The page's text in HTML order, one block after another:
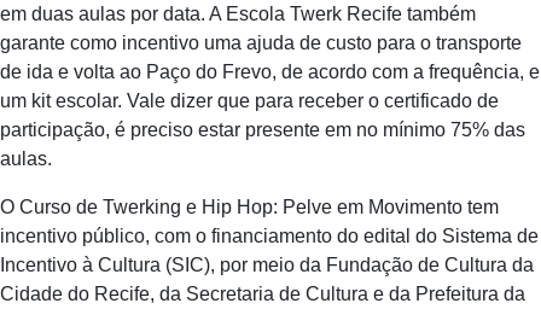
em duas aulas por data. A Escola Twerk Recife também
garante como incentivo uma ajuda de custo para o transporte
de ida e volta ao Paço do Frevo, de acordo com a frequência, e
um kit escolar. Vale dizer que para receber o certificado de
participação, é preciso estar presente em no mínimo 75% das
aulas.
O Curso de Twerking e Hip Hop: Pelve em Movimento tem
incentivo público, com o financiamento do edital do Sistema de
Incentivo à Cultura (SIC), por meio da Fundação de Cultura da
Cidade do Recife, da Secretaria de Cultura e da Prefeitura da